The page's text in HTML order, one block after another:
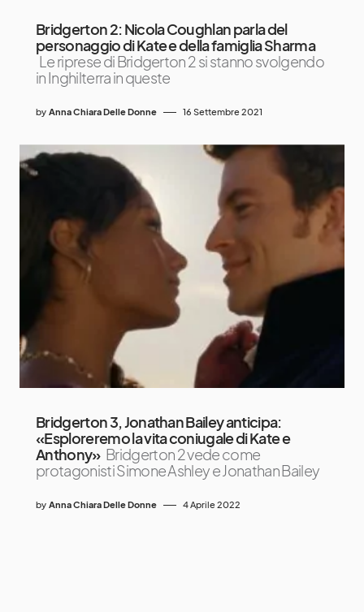
Bridgerton 2: Nicola Coughlan parla del
personaggio di Kate e della famiglia Sharma
Le riprese di Bridgerton 2 si stanno svolgendo
in Inghilterra in queste
by Anna Chiara Delle Donne 16 Settembre 2021
Bridgerton 3, Jonathan Bailey anticipa:
«Esploreremo la vita coniugale di Kate e
Anthony» Bridgerton 2 vede come
protagonisti Simone Ashley e Jonathan Bailey
by Anna Chiara Delle Donne 4 Aprile 2022